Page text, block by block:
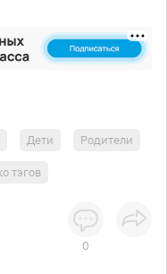
Дети Родители
тэгов
0